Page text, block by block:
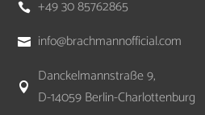
 +49 30 85762865
 info@brachmannofficial.com

Danckelmannstraße 9,
D-14059 Berlin-Charlottenburg